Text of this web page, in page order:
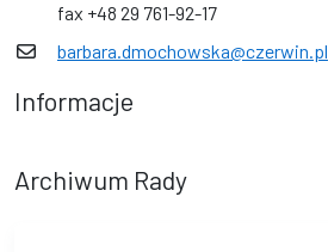
fax +48 29 761-92-17
barbara.dmochowska@czerwin.pl
Informacje
Archiwum Rady